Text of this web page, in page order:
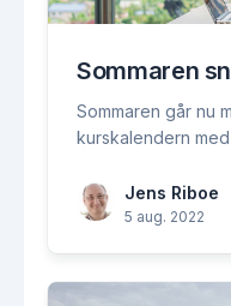
Sommaren
Sommaren går nu
kurskalendern
Jens Riboe
5 aug. 2022